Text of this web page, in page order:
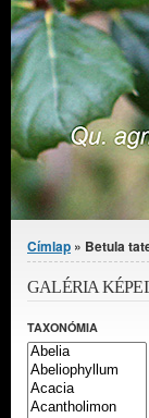
Jelenlegi hely
Címlap » Betula
GALÉRIA
TAXONÓMIA